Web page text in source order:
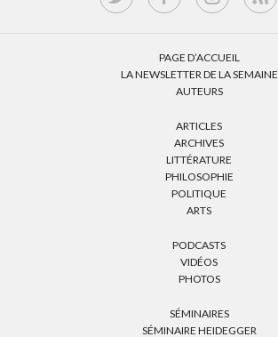
PAGE D’ACCUEIL
LA NEWSLETTER DE LA SEMAINE
AUTEURS
ARTICLES
ARCHIVES
LITTÉRATURE
PHILOSOPHIE
POLITIQUE
ARTS
PODCASTS
VIDÉOS
PHOTOS
SÉMINAIRES
SÉMINAIRE HEIDEGGER